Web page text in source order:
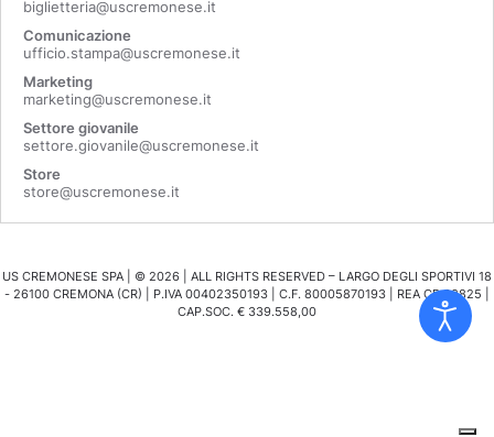
biglietteria@uscremonese.it
Comunicazione
ufficio.stampa@uscremonese.it
Marketing
marketing@uscremonese.it
Settore giovanile
settore.giovanile@uscremonese.it
Store
store@uscremonese.it
US CREMONESE SPA | © 2026 | ALL RIGHTS RESERVED – LARGO DEGLI SPORTIVI 18
- 26100 CREMONA (CR) | P.IVA 00402350193 | C.F. 80005870193 | REA CR 98825 |
CAP.SOC. € 339.558,00